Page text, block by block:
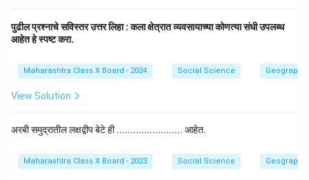
पुढील प्रश्नाचे सविस्तर उत्तर लिहा : कला क्षेत्रात व्यवसायाच्या कोणत्या संधी उपलब्ध
आहेत हे स्पष्ट करा.
Maharashtra Class X Board - 2024 Social Science Geography
View Solution
अरबी समुद्रातील लक्षद्वीप बेटे ही ........................ आहेत.
Maharashtra Class X Board - 2023 Social Science Geography